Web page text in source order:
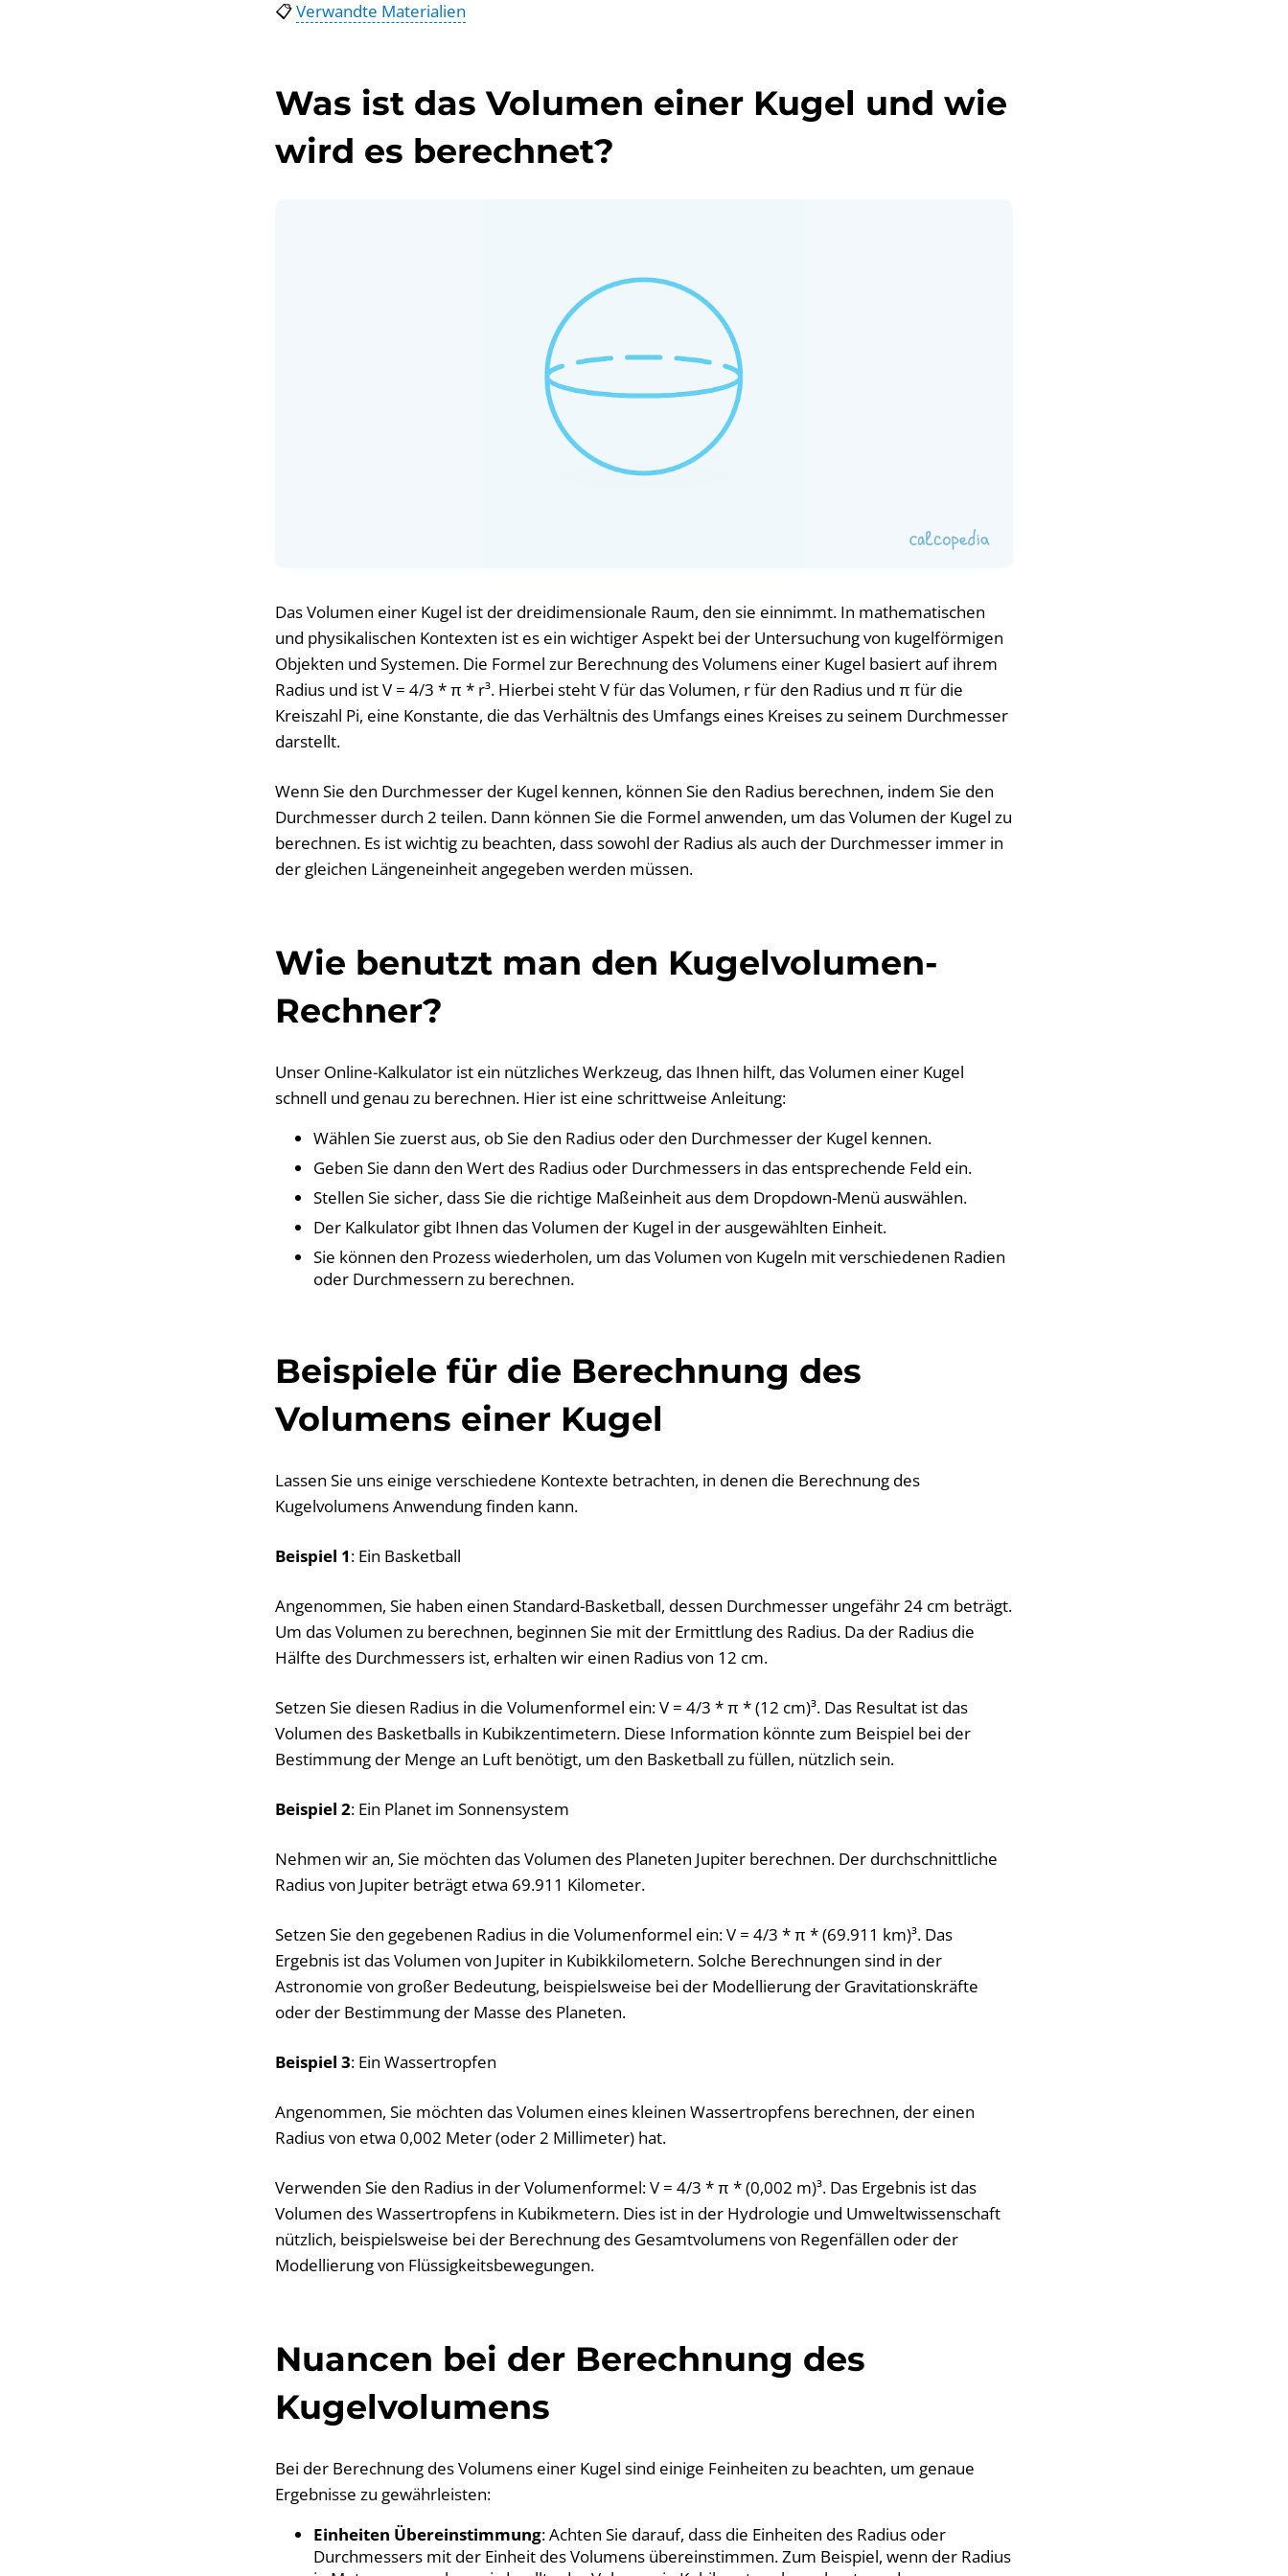
📋Verwandte Materialien
Was ist das Volumen einer Kugel und wie
wird es berechnet?
Das Volumen einer Kugel ist der dreidimensionale Raum, den sie einnimmt. In mathematischen
und physikalischen Kontexten ist es ein wichtiger Aspekt bei der Untersuchung von kugelförmigen
Objekten und Systemen. Die Formel zur Berechnung des Volumens einer Kugel basiert auf ihrem
Radius und ist V = 4/3 * π * r³. Hierbei steht V für das Volumen, r für den Radius und π für die
Kreiszahl Pi, eine Konstante, die das Verhältnis des Umfangs eines Kreises zu seinem Durchmesser
darstellt.
Wenn Sie den Durchmesser der Kugel kennen, können Sie den Radius berechnen, indem Sie den
Durchmesser durch 2 teilen. Dann können Sie die Formel anwenden, um das Volumen der Kugel zu
berechnen. Es ist wichtig zu beachten, dass sowohl der Radius als auch der Durchmesser immer in
der gleichen Längeneinheit angegeben werden müssen.
Wie benutzt man den Kugelvolumen-
Rechner?
Unser Online-Kalkulator ist ein nützliches Werkzeug, das Ihnen hilft, das Volumen einer Kugel
schnell und genau zu berechnen. Hier ist eine schrittweise Anleitung:
Wählen Sie zuerst aus, ob Sie den Radius oder den Durchmesser der Kugel kennen.
Geben Sie dann den Wert des Radius oder Durchmessers in das entsprechende Feld ein.
Stellen Sie sicher, dass Sie die richtige Maßeinheit aus dem Dropdown-Menü auswählen.
Der Kalkulator gibt Ihnen das Volumen der Kugel in der ausgewählten Einheit.
Sie können den Prozess wiederholen, um das Volumen von Kugeln mit verschiedenen Radien
oder Durchmessern zu berechnen.
Beispiele für die Berechnung des
Volumens einer Kugel
Lassen Sie uns einige verschiedene Kontexte betrachten, in denen die Berechnung des
Kugelvolumens Anwendung finden kann.
Beispiel 1: Ein Basketball
Angenommen, Sie haben einen Standard-Basketball, dessen Durchmesser ungefähr 24 cm beträgt.
Um das Volumen zu berechnen, beginnen Sie mit der Ermittlung des Radius. Da der Radius die
Hälfte des Durchmessers ist, erhalten wir einen Radius von 12 cm.
Setzen Sie diesen Radius in die Volumenformel ein: V = 4/3 * π * (12 cm)³. Das Resultat ist das
Volumen des Basketballs in Kubikzentimetern. Diese Information könnte zum Beispiel bei der
Bestimmung der Menge an Luft benötigt, um den Basketball zu füllen, nützlich sein.
Beispiel 2: Ein Planet im Sonnensystem
Nehmen wir an, Sie möchten das Volumen des Planeten Jupiter berechnen. Der durchschnittliche
Radius von Jupiter beträgt etwa 69.911 Kilometer.
Setzen Sie den gegebenen Radius in die Volumenformel ein: V = 4/3 * π * (69.911 km)³. Das
Ergebnis ist das Volumen von Jupiter in Kubikkilometern. Solche Berechnungen sind in der
Astronomie von großer Bedeutung, beispielsweise bei der Modellierung der Gravitationskräfte
oder der Bestimmung der Masse des Planeten.
Beispiel 3: Ein Wassertropfen
Angenommen, Sie möchten das Volumen eines kleinen Wassertropfens berechnen, der einen
Radius von etwa 0,002 Meter (oder 2 Millimeter) hat.
Verwenden Sie den Radius in der Volumenformel: V = 4/3 * π * (0,002 m)³. Das Ergebnis ist das
Volumen des Wassertropfens in Kubikmetern. Dies ist in der Hydrologie und Umweltwissenschaft
nützlich, beispielsweise bei der Berechnung des Gesamtvolumens von Regenfällen oder der
Modellierung von Flüssigkeitsbewegungen.
Nuancen bei der Berechnung des
Kugelvolumens
Bei der Berechnung des Volumens einer Kugel sind einige Feinheiten zu beachten, um genaue
Ergebnisse zu gewährleisten:
Einheiten Übereinstimmung: Achten Sie darauf, dass die Einheiten des Radius oder
Durchmessers mit der Einheit des Volumens übereinstimmen. Zum Beispiel, wenn der Radius